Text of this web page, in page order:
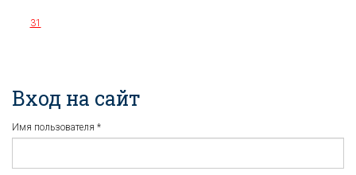
31
Вход на сайт
Имя пользователя *